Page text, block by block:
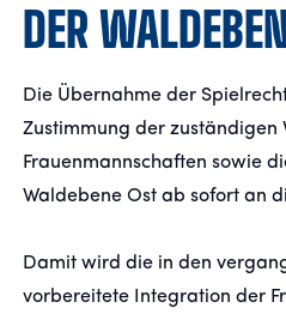
FANS
NACHWUCHS
BUSINESS
FANSHOP
ER
Die Übernahme der
Zustimmung der zuständigen
Frauenmannschaften sowie
Waldebene Ost ab sofort an
Damit wird die in den
vorbereitete Integration der